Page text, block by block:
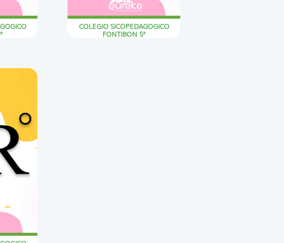
COLEGIO SICOPEDAGOGICO
FONTIBON 5°